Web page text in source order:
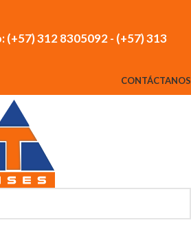
312 8305092 - (+57) 313
CONTÁCTANOS